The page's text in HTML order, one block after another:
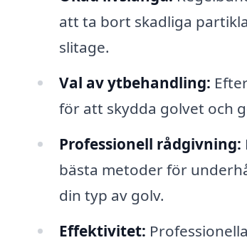
att ta bort skadliga
slitage.
Val av ytbehandling:
för att skydda golvet och
Professionell rådgivning:
bästa metoder för
din typ av golv.
Effektivitet: